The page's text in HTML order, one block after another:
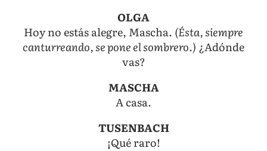
OLGA
Hoy no estás alegre, Mascha. (Ésta, siempre
canturreando, se pone el sombrero.) ¿Adónde
vas?
MASCHA
A casa.
TUSENBACH
¡Qué raro!